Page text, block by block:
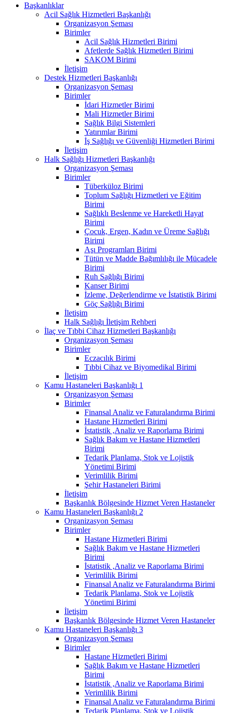
Başkanlıklar
Acil Sağlık Hizmetleri Başkanlığı
Organizasyon Şeması
Birimler
Acil Sağlık Hizmetleri Birimi
Afetlerde Sağlık Hizmetleri Birimi
SAKOM Birimi
İletişim
Destek Hizmetleri Başkanlığı
Organizasyon Şeması
Birimler
İdari Hizmetler Birimi
Mali Hizmetler Birimi
Sağlık Bilgi Sistemleri
Yatırımlar Birimi
İş Sağlığı ve Güvenliği Hizmetleri Birimi
İletişim
Halk Sağlığı Hizmetleri Başkanlığı
Organizasyon Şeması
Birimler
Tüberküloz Birimi
Toplum Sağlığı Hizmetleri ve Eğitim
Birimi
Sağlıklı Beslenme ve Hareketli Hayat
Birimi
Çocuk, Ergen, Kadın ve Üreme Sağlığı
Birimi
Aşı Programları Birimi
Tütün ve Madde Bağımlılığı ile Mücadele
Birimi
Ruh Sağlığı Birimi
Kanser Birimi
İzleme, Değerlendirme ve İstatistik Birimi
Göç Sağlığı Birimi
İletişim
Halk Sağlığı İletişim Rehberi
İlaç ve Tıbbi Cihaz Hizmetleri Başkanlığı
Organizasyon Şeması
Birimler
Eczacılık Birimi
Tıbbi Cihaz ve Biyomedikal Birimi
İletişim
Kamu Hastaneleri Başkanlığı 1
Organizasyon Şeması
Birimler
Finansal Analiz ve Faturalandırma Birimi
Hastane Hizmetleri Birimi
İstatistik ,Analiz ve Raporlama Birimi
Sağlık Bakım ve Hastane Hizmetleri
Birimi
Tedarik Planlama, Stok ve Lojistik
Yönetimi Birimi
Verimlilik Birimi
Şehir Hastaneleri Birimi
İletişim
Başkanlık Bölgesinde Hizmet Veren Hastaneler
Kamu Hastaneleri Başkanlığı 2
Organizasyon Şeması
Birimler
Hastane Hizmetleri Birimi
Sağlık Bakım ve Hastane Hizmetleri
Birimi
İstatistik ,Analiz ve Raporlama Birimi
Verimlilik Birimi
Finansal Analiz ve Faturalandırma Birimi
Tedarik Planlama, Stok ve Lojistik
Yönetimi Birimi
İletişim
Başkanlık Bölgesinde Hizmet Veren Hastaneler
Kamu Hastaneleri Başkanlığı 3
Organizasyon Şeması
Birimler
Hastane Hizmetleri Birimi
Sağlık Bakım ve Hastane Hizmetleri
Birimi
İstatistik ,Analiz ve Raporlama Birimi
Verimlilik Birimi
Finansal Analiz ve Faturalandırma Birimi
Tedarik Planlama, Stok ve Lojistik